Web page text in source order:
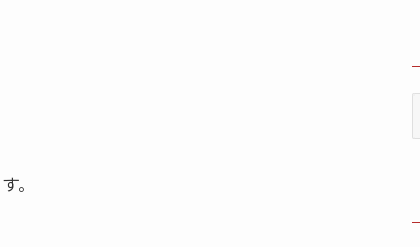
。